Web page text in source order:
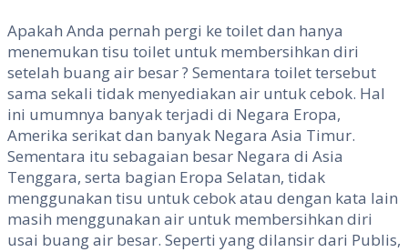
Apakah Anda pernah pergi ke toilet dan hanya
menemukan tisu toilet untuk membersihkan diri
setelah buang air besar ? Sementara toilet tersebut
sama sekali tidak menyediakan air untuk cebok. Hal
ini umumnya banyak terjadi di Negara Eropa,
Amerika serikat dan banyak Negara Asia Timur.
Sementara itu sebagaian besar Negara di Asia
Tenggara, serta bagian Eropa Selatan, tidak
menggunakan tisu untuk cebok atau dengan kata lain
masih menggunakan air untuk membersihkan diri
usai buang air besar. Seperti yang dilansir dari Publis,